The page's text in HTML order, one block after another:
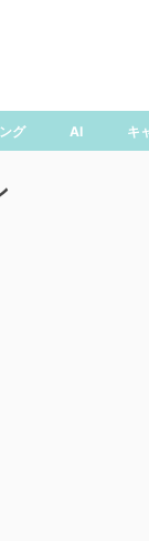
グ AI キ